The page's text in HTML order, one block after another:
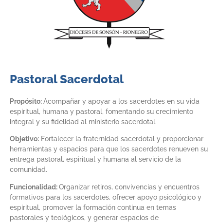
Pastoral Sacerdotal
Propósito:Acompañar y apoyar a los sacerdotes en su vida
espiritual, humana y pastoral, fomentando su crecimiento
integral y su fidelidad al ministerio sacerdotal.
Objetivo: Fortalecer la fraternidad sacerdotal y proporcionar
herramientas y espacios para que los sacerdotes renueven su
entrega pastoral, espiritual y humana al servicio de la
comunidad.
Funcionalidad:Organizar retiros, convivencias y encuentros
formativos para los sacerdotes, ofrecer apoyo psicológico y
espiritual, promover la formación continua en temas
pastorales y teológicos, y generar espacios de